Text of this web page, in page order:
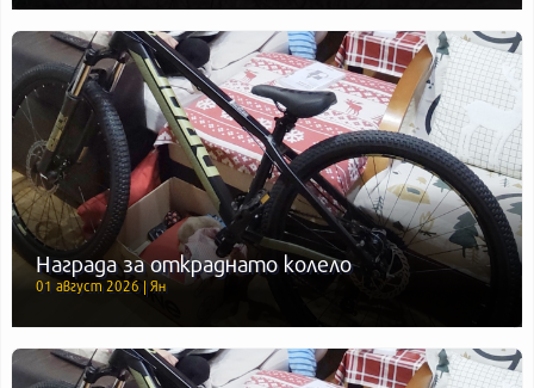
Награда за откраднато колело
01 август 2026 | Ян